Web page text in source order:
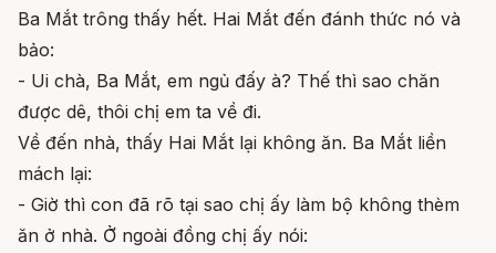
Ba Mắt trông thấy hết. Hai Mắt đến đánh thức nó và
bảo:
- Ui chà, Ba Mắt, em ngủ đấy à? Thế thì sao chăn
được dê, thôi chị em ta về đi.
Về đến nhà, thấy Hai Mắt lại không ăn. Ba Mắt liền
mách lại:
- Giờ thì con đã rõ tại sao chị ấy làm bộ không thèm
ăn ở nhà. Ở ngoài đồng chị ấy nói: